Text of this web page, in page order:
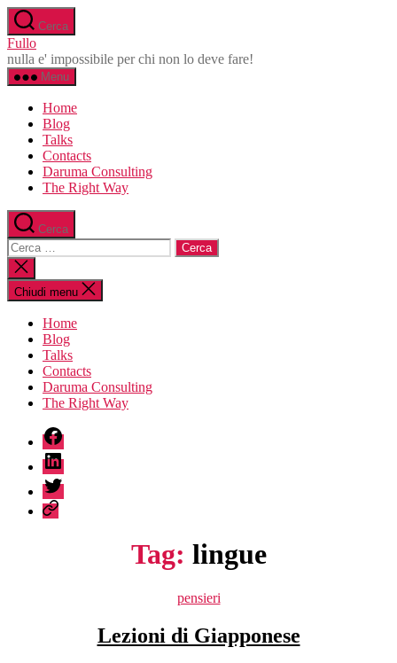
Salta
al
contenuto
Cerca
Fullo
nulla e' impossibile per chi non lo deve fare!
Menu
Home
Blog
Talks
Contacts
Daruma Consulting
The Right Way
Cerca
Cerca:
Chiudi
la
ricerca
Chiudi menu
Home
Blog
Talks
Contacts
Daruma Consulting
The Right Way
fb
linkedin
twitter
sessionize
Tag: lingue
Categorie
pensieri
Lezioni di Giapponese